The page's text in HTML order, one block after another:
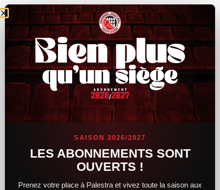
Trophée International 2024 : VK Karlovarsko - PRVB
80 Photos
SAISON 2026/2027
LES ABONNEMENTS SONT
OUVERTS !
Prenez votre place à Palestra et vivez toute la saison aux